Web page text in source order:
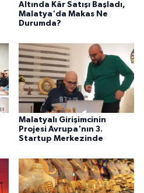
Altında Kâr Satışı Başladı,
Malatya'da Makas Ne
Durumda?
Malatyalı Girişimcinin
Projesi Avrupa'nın 3.
Startup Merkezinde